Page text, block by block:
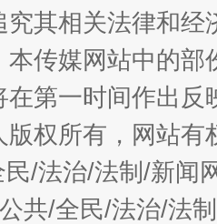
息 一
究其相关法律和
本传媒网站中的
在第一时间作出
版权所有，网站
/法治/法制/新闻
共/全民/法治/法